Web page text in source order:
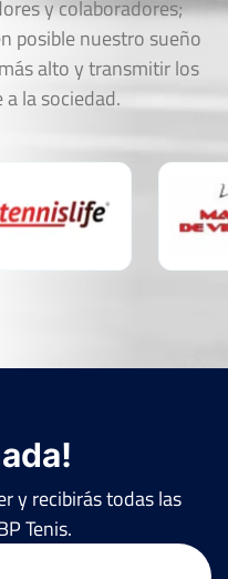
y colaboradores;
posible nuestro sueño
alto y transmitir los
la sociedad.
y recibirás todas las
Tenis.